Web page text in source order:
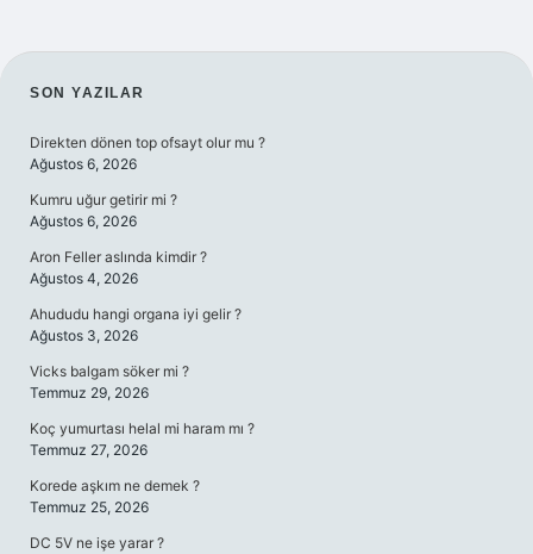
SIDEBAR
SON YAZILAR
Direkten dönen top ofsayt olur mu ?
Ağustos 6, 2026
Kumru uğur getirir mi ?
Ağustos 6, 2026
Aron Feller aslında kimdir ?
Ağustos 4, 2026
Ahududu hangi organa iyi gelir ?
Ağustos 3, 2026
Vicks balgam söker mi ?
Temmuz 29, 2026
Koç yumurtası helal mi haram mı ?
Temmuz 27, 2026
Korede aşkım ne demek ?
Temmuz 25, 2026
DC 5V ne işe yarar ?